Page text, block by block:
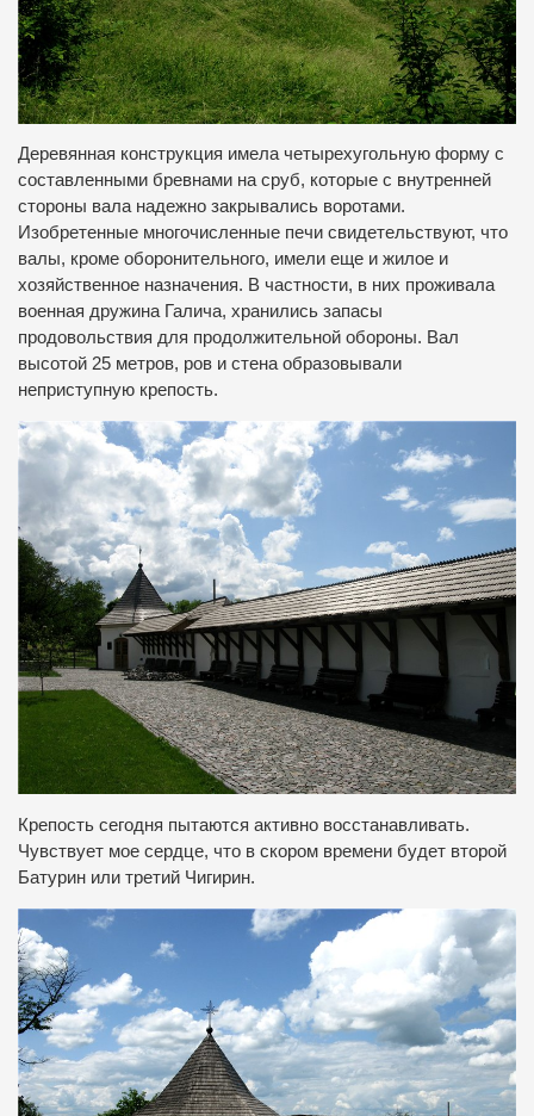
Деревянная конструкция имела четырехугольную форму с
составленными бревнами на сруб, которые с внутренней
стороны вала надежно закрывались воротами.
Изобретенные многочисленные печи свидетельствуют, что
валы, кроме оборонительного, имели еще и жилое и
хозяйственное назначения. В частности, в них проживала
военная дружина Галича, хранились запасы
продовольствия для продолжительной обороны. Вал
высотой 25 метров, ров и стена образовывали
неприступную крепость.
Крепость сегодня пытаются активно восстанавливать.
Чувствует мое сердце, что в скором времени будет второй
Батурин или третий Чигирин.